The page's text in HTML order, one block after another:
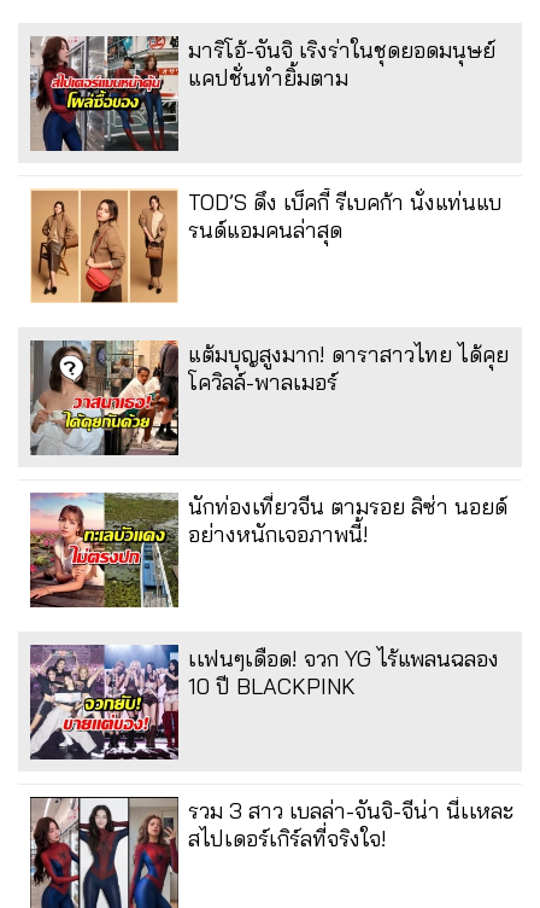
มาริโอ้-จันจิ เริงร่าในชุดยอดมนุษย์
แคปชั่นทำยิ้มตาม
TOD’S ดึง เบ็คกี้ รีเบคก้า นั่งแท่นแบ
รนด์แอมคนล่าสุด
แต้มบุญสูงมาก! ดาราสาวไทย ได้คุย
โควิลล์-พาลเมอร์
นักท่องเที่ยวจีน ตามรอย ลิซ่า นอยด์
อย่างหนักเจอภาพนี้!
เเฟนๆเดือด! จวก YG ไร้แพลนฉลอง
10 ปี BLACKPINK
รวม 3 สาว เบลล่า-จันจิ-จีน่า นี่เเหละ
สไปเดอร์เกิร์ลที่จริงใจ!